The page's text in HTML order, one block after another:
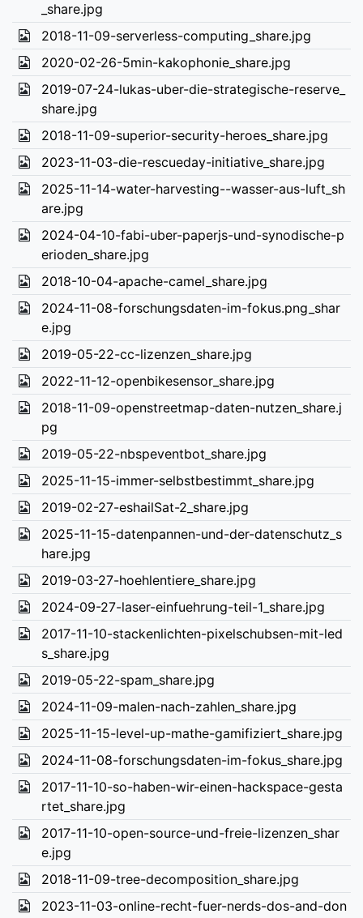
_share.jpg
2018-11-09-serverless-computing_share.jpg
2020-02-26-5min-kakophonie_share.jpg
2019-07-24-lukas-uber-die-strategische-reserve_
share.jpg
2018-11-09-superior-security-heroes_share.jpg
2023-11-03-die-rescueday-initiative_share.jpg
2025-11-14-water-harvesting--wasser-aus-luft_sh
are.jpg
2024-04-10-fabi-uber-paperjs-und-synodische-p
erioden_share.jpg
2018-10-04-apache-camel_share.jpg
2024-11-08-forschungsdaten-im-fokus.png_shar
e.jpg
2019-05-22-cc-lizenzen_share.jpg
2022-11-12-openbikesensor_share.jpg
2018-11-09-openstreetmap-daten-nutzen_share.j
pg
2019-05-22-nbspeventbot_share.jpg
2025-11-15-immer-selbstbestimmt_share.jpg
2019-02-27-eshailSat-2_share.jpg
2025-11-15-datenpannen-und-der-datenschutz_s
hare.jpg
2019-03-27-hoehlentiere_share.jpg
2024-09-27-laser-einfuehrung-teil-1_share.jpg
2017-11-10-stackenlichten-pixelschubsen-mit-led
s_share.jpg
2019-05-22-spam_share.jpg
2024-11-09-malen-nach-zahlen_share.jpg
2025-11-15-level-up-mathe-gamifiziert_share.jpg
2024-11-08-forschungsdaten-im-fokus_share.jpg
2017-11-10-so-haben-wir-einen-hackspace-gesta
rtet_share.jpg
2017-11-10-open-source-und-freie-lizenzen_shar
e.jpg
2018-11-09-tree-decomposition_share.jpg
2023-11-03-online-recht-fuer-nerds-dos-and-don